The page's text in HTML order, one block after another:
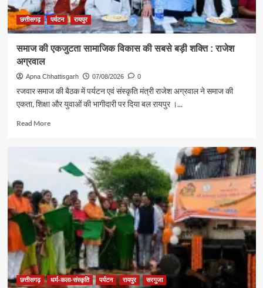
का
संदेश
छत्तीसगढ़ पर्यटन रायपुर
समाज की एकजुटता सामाजिक विकास की सबसे बड़ी शक्ति : राजेश
अग्रवाल
Apna Chhattisgarh 07/08/2026 0
रजवार समाज की बैठक में पर्यटन एवं संस्कृति मंत्री राजेश अग्रवाल ने समाज की
एकता, शिक्षा और युवाओं की भागीदारी पर दिया बल रायपुर ।...
Read MoreRead
एकजुटता
सामाजिक
विकास
की
बड़ी
शक्ति
राजेश
अग्रवाल
छत्तीसगढ़ धर्म-कला-संस्कृति पर्यटन रायपुर सरगुजा